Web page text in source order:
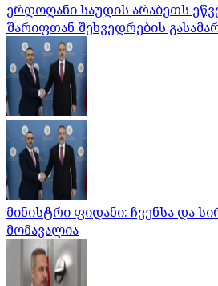
ერდოღანი საუდის არაბეთს
შარიფთან შეხვედრების
მინისტრი ფიდანი: ჩვენსა და
მომავალია